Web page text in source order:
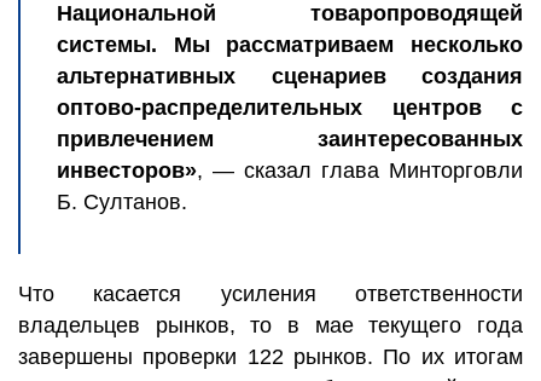
Национальной товаропроводящей
системы. Мы рассматриваем несколько
альтернативных сценариев создания
оптово-распределительных центров с
привлечением заинтересованных
инвесторов», — сказал глава Минторговли
Б. Султанов.
Что касается усиления ответственности
владельцев рынков, то в мае текущего года
завершены проверки 122 рынков. По их итогам